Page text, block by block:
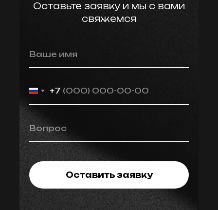
Оставьте заявку и мы с вами
свяжемся
Ваше имя
+7
Вопрос
Оставить заявку